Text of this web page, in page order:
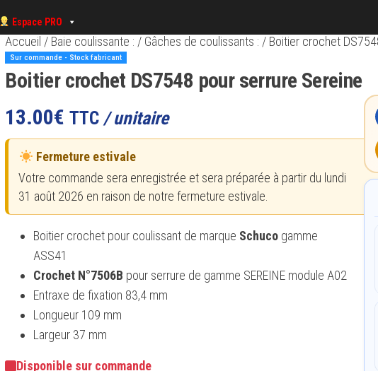
Espace PRO
Accueil / Baie coulissante : / Gâches de coulissants : / Boitier crochet
Sur commande - Stock fabricant
Boitier crochet DS7548 pour serrure Sereine
13.00€ TTC / unitaire
Fermeture estivale
Votre commande sera enregistrée et sera préparée à partir du lundi
31 août 2026 en raison de notre fermeture estivale.
Boitier crochet pour coulissant de marque Schuco gamme
ASS41
Crochet N°7506B pour serrure de gamme SEREINE module A02
Entraxe de fixation 83,4 mm
Longueur 109 mm
Largeur 37 mm
Disponible sur commande